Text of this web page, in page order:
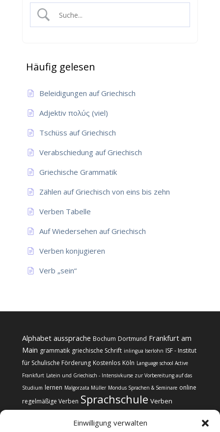
Einwilligung verwalten
Häufig gelesen
Beleidigungen auf Griechisch
Adjektiv πολύς (viel)
Tschüss auf Griechisch
Verabschiedung auf Griechisch
Griechische Grammatik
Zählen auf Griechisch von eins bis zehn
Verben Tabelle
Auf Wiedersehen auf Griechisch
Verben konjugieren
Verb „sein“
Alphabet aussprache Bochum Dortmund Frankfurt am
Main grammatik griechische Schrift inlingua Iserlohn ISF - Institut
für Schulische Förderung Kostenlos Köln Language school Active
Frankfurt Latein und Griechisch - Intensivkurse zur Vorbereitung auf das
Studium lernen Malgorzata Müller Mondus Sprachen & Seminare online
regelmäßige Verben Sprachschule Verben